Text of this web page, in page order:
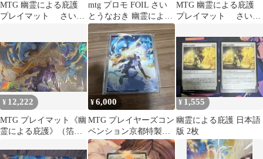
MTG 幽霊による庇護
プレイマット さいと
mtg プロモ FOIL さい
とうなおき 幽霊による
庇護
MTG 幽霊による庇護
プレイマット さいと
¥ 12,222
MTG プレイマット《幽
霊による庇護》（箔押
¥6,000
MTG プレイヤーズコン
ベンション京都特製・
プロテクター 幽霊に
よる庇護
¥ 1,555
幽霊による庇護 日本語
版 2枚